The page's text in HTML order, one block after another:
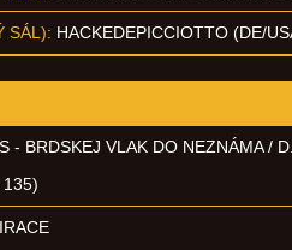
SÁL): HACKEDEPICCIOTTO (DE/
- BRDSKEJ VLAK DO NEZNÁMA /